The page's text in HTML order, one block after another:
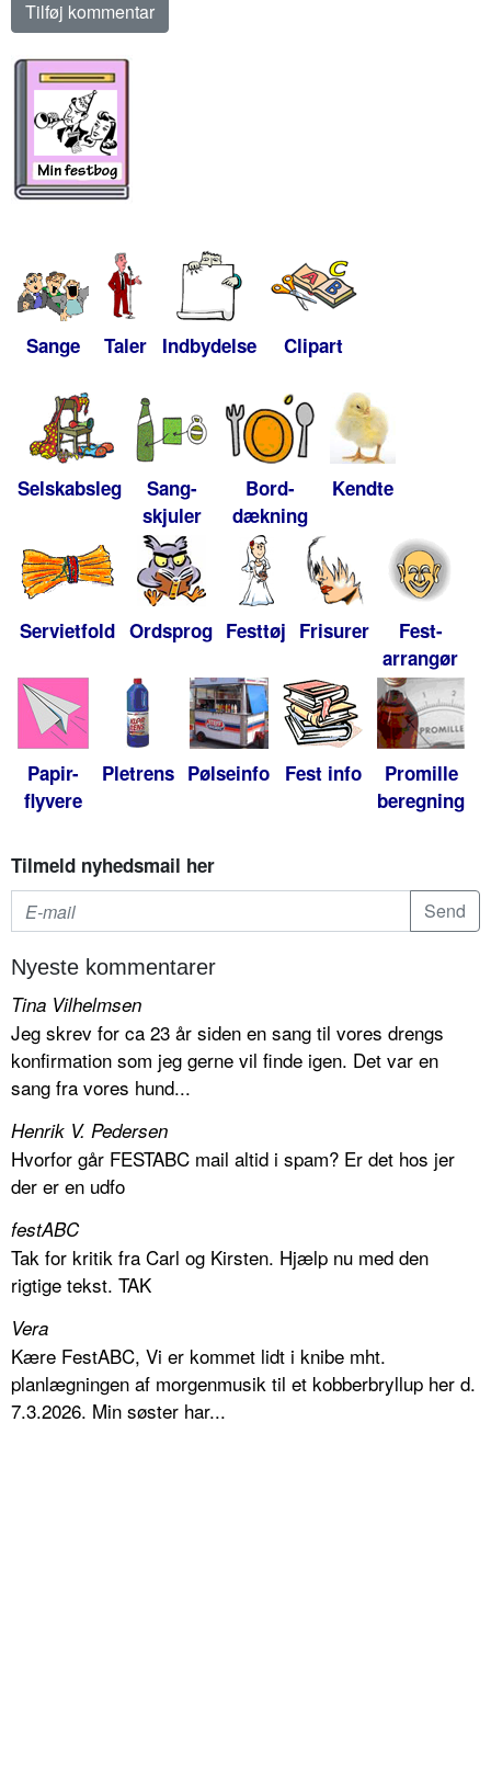
Sange Taler Indbydelse Clipart
Selskabsleg
Sang-
skjuler
Bord-
dækning
Kendte
Servietfold Ordsprog Festtøj Frisurer
Fest-
arrangør
Papir-
flyvere
Pletrens Pølseinfo Fest info
Promille
beregning
Tilmeld nyhedsmail her
Nyeste kommentarer
Tina Vilhelmsen
Jeg skrev for ca 23 år siden en sang til vores drengs
konfirmation som jeg gerne vil finde igen. Det var en
sang fra vores hund...
Henrik V. Pedersen
Hvorfor går FESTABC mail altid i spam? Er det hos jer
der er en udfo
festABC
Tak for kritik fra Carl og Kirsten. Hjælp nu med den
rigtige tekst. TAK
Vera
Kære FestABC, Vi er kommet lidt i knibe mht.
planlægningen af morgenmusik til et kobberbryllup her d.
7.3.2026. Min søster har...